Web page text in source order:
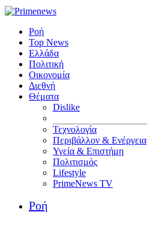
Ροή
Top News
Ελλάδα
Πολιτική
Οικονομία
Διεθνή
Θέματα
Dislike
Τεχνολογία
Περιβάλλον & Ενέργεια
Υγεία & Επιστήμη
Πολιτισμός
Lifestyle
PrimeNews TV
Ροή